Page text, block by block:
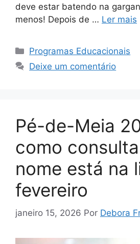
deve estar batendo na
menos! Depois de … Ler mais
Categorias
Programas Educacionais
Deixe um comentário
Pé-de-Meia
como
nome está na
fevereiro
janeiro 15, 2026 Por Debora